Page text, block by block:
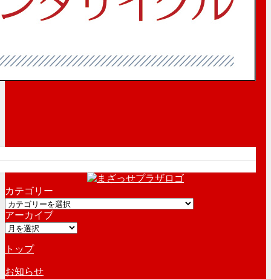
カテゴリー
カ
テ
ゴ
ー
アーカイブ
ア
カ
イ
トップ
お知らせ